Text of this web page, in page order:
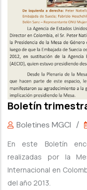
Boletín
Boletines MGCI /
En este Boletín
realizadas por la
Internacional en
del año 2013.